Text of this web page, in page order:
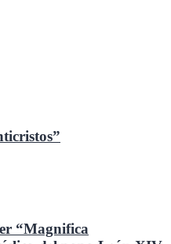
“Magnifica